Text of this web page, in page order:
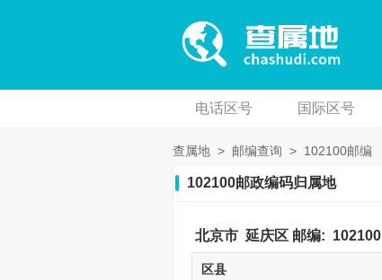
电话区号 国际区号
查属地 > 邮编查询 > 102100邮编
102100邮政编码归属地
北京市 延庆区 邮编: 102100
区县